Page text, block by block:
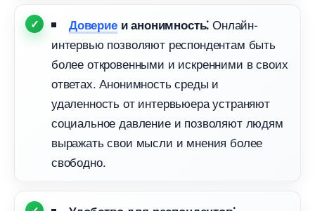
Довериеи анонимность⁚ Онлайн-
интервью позволяют респондентам быть
олее откровенными и искренними в своих
ответах.​ Анонимность среды и
удаленность от интервьюера устраняют
социальное давление и позволяют людям
ыражать свои мысли и мнения более
свободно.​